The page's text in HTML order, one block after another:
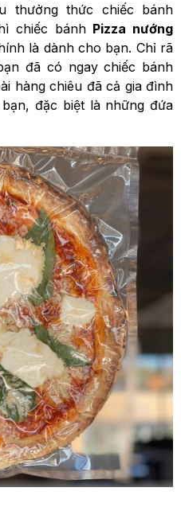
thưởng thức chiếc bánh
chiếc bánhPizza nướng
là dành cho bạn. Chỉ rã
đã có ngay chiếc bánh
hàng chiêu đã cả gia đình
đặc biệt là những đứa